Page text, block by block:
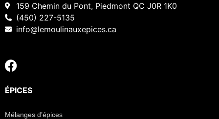
159 Chemin du Pont, Piedmont QC J0R 1K0
(450) 227-5135
info@lemoulinauxepices.ca
ÉPICES
Mélanges d’épices